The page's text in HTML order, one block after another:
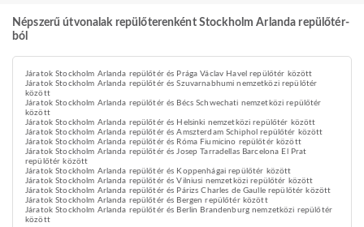
Népszerű útvonalak repülőterenként Stockholm Arlanda repülőtér-
ból
Járatok Stockholm Arlanda repülőtér és Prága Václav Havel repülőtér között
Járatok Stockholm Arlanda repülőtér és Szuvarnabhumi nemzetközi repülőtér
között
Járatok Stockholm Arlanda repülőtér és Bécs Schwechati nemzetközi repülőtér
között
Járatok Stockholm Arlanda repülőtér és Helsinki nemzetközi repülőtér között
Járatok Stockholm Arlanda repülőtér és Amszterdam Schiphol repülőtér között
Járatok Stockholm Arlanda repülőtér és Róma Fiumicino repülőtér között
Járatok Stockholm Arlanda repülőtér és Josep Tarradellas Barcelona El Prat
repülőtér között
Járatok Stockholm Arlanda repülőtér és Koppenhágai repülőtér között
Járatok Stockholm Arlanda repülőtér és Vilniusi nemzetközi repülőtér között
Járatok Stockholm Arlanda repülőtér és Párizs Charles de Gaulle repülőtér között
Járatok Stockholm Arlanda repülőtér és Bergen repülőtér között
Járatok Stockholm Arlanda repülőtér és Berlin Brandenburg nemzetközi repülőtér
között